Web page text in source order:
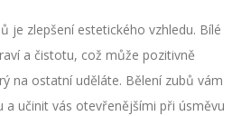
je zlepšení estetického vzhledu. Bílé
a čistotu, což může pozitivně
na ostatní uděláte. Bělení zubů vám
a učinit vás otevřenějšími při úsměvu